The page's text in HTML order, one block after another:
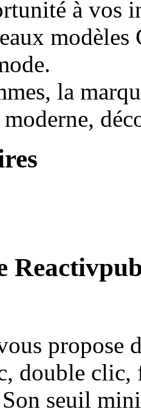
à vos
la
propose
double clic,
seuil